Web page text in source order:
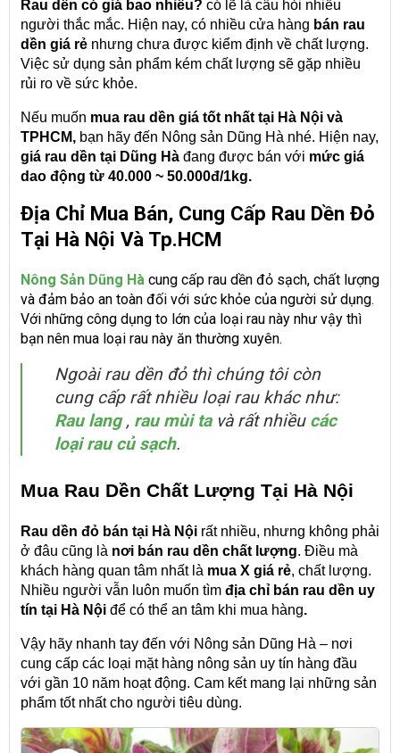
Rau dền có giá bao nhiêu? có lẽ là câu hỏi nhiều
người thắc mắc. Hiện nay, có nhiều cửa hàng bán rau
dền giá rẻ nhưng chưa được kiểm định về chất lượng.
Việc sử dụng sản phẩm kém chất lượng sẽ gặp nhiều
rủi ro về sức khỏe.
Nếu muốn mua rau dền giá tốt nhất tại Hà Nội và
TPHCM, bạn hãy đến Nông sản Dũng Hà nhé. Hiện nay,
giá rau dền tại Dũng Hà đang được bán với mức giá
dao động từ 40.000 ~ 50.000đ/1kg.
Địa Chỉ Mua Bán, Cung Cấp Rau Dền Đỏ
Tại Hà Nội Và Tp.HCM
Nông Sản Dũng Hà cung cấp rau dền đỏ sạch, chất lượng
và đảm bảo an toàn đối với sức khỏe của người sử dụng.
Với những công dụng to lớn của loại rau này như vậy thì
bạn nên mua loại rau này ăn thường xuyên.
Ngoài rau dền đỏ thì chúng tôi còn
cung cấp rất nhiều loại rau khác như:
Rau lang, rau mùi tavà rất nhiều các
loại rau củ sạch.
Mua Rau Dền Chất Lượng Tại Hà Nội
Rau dền đỏ bán tại Hà Nội rất nhiều, nhưng không phải
ở đâu cũng là nơi bán rau dền chất lượng. Điều mà
khách hàng quan tâm nhất là mua X giá rẻ, chất lượng.
Nhiều người vẫn luôn muốn tìm địa chỉ bán rau dền uy
tín tại Hà Nội để có thể an tâm khi mua hàng.
Vậy hãy nhanh tay đến với Nông sản Dũng Hà – nơi
cung cấp các loại mặt hàng nông sản uy tín hàng đầu
với gần 10 năm hoạt động. Cam kết mang lại những sản
phẩm tốt nhất cho người tiêu dùng.